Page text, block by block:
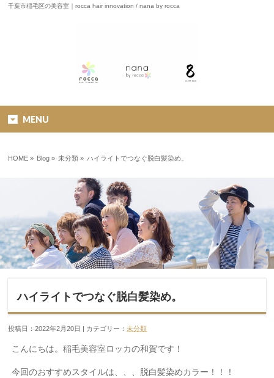
千葉市稲毛区の美容室｜rocca hair innovation / nana by rocca
MENU
HOME » Blog » 未分類 » ハイライトでつなぐ脱白髪染め。
ハイライトでつなぐ脱白髪染め。
投稿日：2022年2月20日 | カテゴリー：未分類
こんにちは。稲毛美容室ロッカの和賀です！
今回のおすすめスタイルは、、、脱白髪染めカラー！！！